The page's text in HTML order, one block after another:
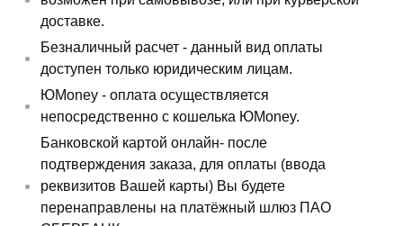
доставке.
Безналичный расчет - данный вид оплаты
доступен только юридическим лицам.
ЮMoney - оплата осуществляется
непосредственно с кошелька ЮMoney.
Банковской картой онлайн- после
подтверждения заказа, для оплаты (ввода
реквизитов Вашей карты) Вы будете
перенаправлены на платёжный шлюз ПАО